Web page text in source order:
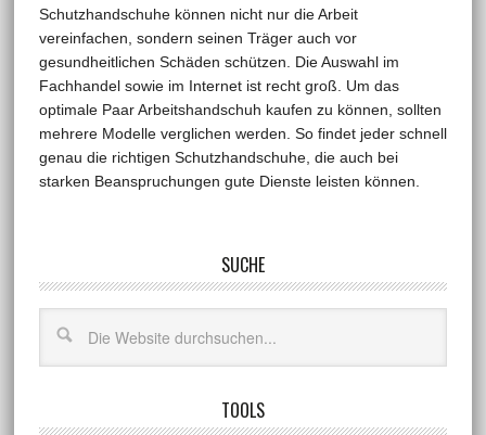
Schutzhandschuhe können nicht nur die Arbeit
vereinfachen, sondern seinen Träger auch vor
gesundheitlichen Schäden schützen. Die Auswahl im
Fachhandel sowie im Internet ist recht groß. Um das
optimale Paar Arbeitshandschuh kaufen zu können, sollten
mehrere Modelle verglichen werden. So findet jeder schnell
genau die richtigen Schutzhandschuhe, die auch bei
starken Beanspruchungen gute Dienste leisten können.
SUCHE
TOOLS